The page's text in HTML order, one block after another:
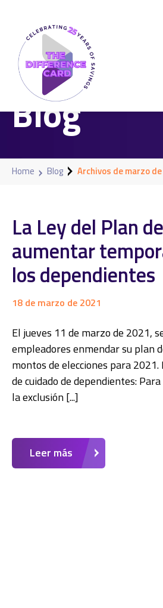
Blog
Home Blog Archivos de marzo de
La Ley del Plan
aumentar
los dependientes
18 de marzo de 2021
El jueves 11 de marzo de 2021,
empleadores enmendar su plan
montos de elecciones para
de cuidado de dependientes:
la exclusión [...]
Leer más